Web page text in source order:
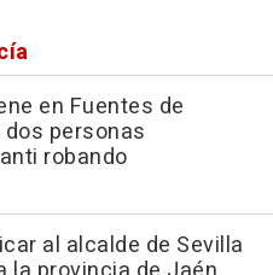
en Fuentes de
personas
robando
al alcalde de Sevilla